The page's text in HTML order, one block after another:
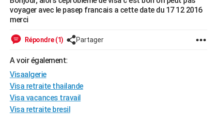
Essais
Réserver un essai
Citadines
Berlines
SUV
Forum auto
+HIGH-TECH
Mobiles
Meilleur smartphone
Internet
Ordinateurs
Jeux vidéo
Guide high-tech
+
Forum
Aménagement intérieur
Extérieur
Cuisine
Salle de bains
Jardinage
Rangement
WEEK-END
Guides de France
Escapades
Patrimoine
Expositions
Musées
Week-end nature
+LIFESTYLE
Art de vivre
Bien-être
Loisirs
Mode
Modes de vie
SANTE
Alimentation
Guide de la santé
Maladies
Médicaments
Sommeil
VOYAGE
voyager avec le pasep francais a cette date du 17 12 2016
merci
Répondre (1) Partager
A voir également:
Visaalgerie
Visa retraite thailande
Visa vacances travail
Visa retraite bresil